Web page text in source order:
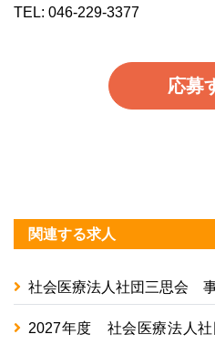
TEL: 046-229-3377
応募
関連する求人
社会医療法人社団三思会 事
2027年度 社会医療法人